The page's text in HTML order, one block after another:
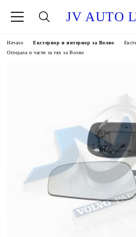
JV AUTO
Начало Екстериор и интериор за Волво
Огледала и части за тях за Волво